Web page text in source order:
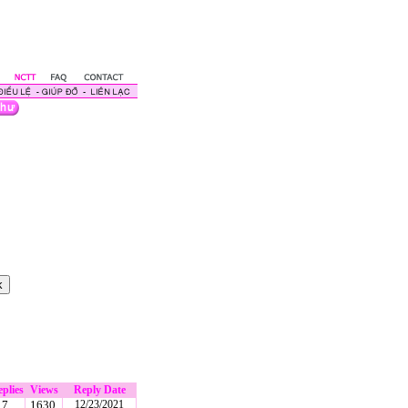
Views Reply Date
7 1630 12/23/2021